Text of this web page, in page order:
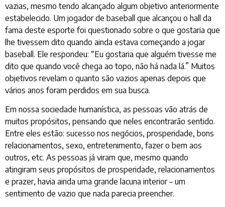
vazias, mesmo tendo alcançado algum objetivo anteriormente
estabelecido. Um jogador de baseball que alcançou o hall da
fama deste esporte foi questionado sobre o que gostaria que
lhe tivessem dito quando ainda estava começando a jogar
baseball. Ele respondeu: “Eu gostaria que alguém tivesse me
dito que quando você chega ao topo, não há nada lá.” Muitos
objetivos revelam o quanto são vazios apenas depois que
vários anos foram perdidos em sua busca.
Em nossa sociedade humanística, as pessoas vão atrás de
muitos propósitos, pensando que neles encontrarão sentido.
Entre eles estão: sucesso nos negócios, prosperidade, bons
relacionamentos, sexo, entretenimento, fazer o bem aos
outros, etc. As pessoas já viram que, mesmo quando
atingiram seus propósitos de prosperidade, relacionamentos
e prazer, havia ainda uma grande lacuna interior – um
sentimento de vazio que nada parecia preencher.